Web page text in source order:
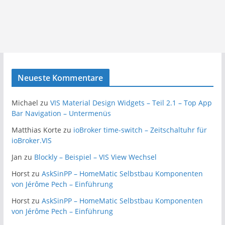
Neueste Kommentare
Michael zu VIS Material Design Widgets – Teil 2.1 – Top App
Bar Navigation – Untermenüs
Matthias Korte zu ioBroker time-switch – Zeitschaltuhr für
ioBroker.VIS
Jan zu Blockly – Beispiel – VIS View Wechsel
Horstzu AskSinPP – HomeMatic Selbstbau Komponenten
von Jérôme Pech – Einführung
Horstzu AskSinPP – HomeMatic Selbstbau Komponenten
von Jérôme Pech – Einführung